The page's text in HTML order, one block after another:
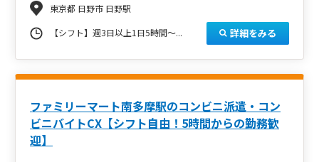
東京都 日野市 日野駅
【シフト】週3日以上1日5時間～... 詳細をみる
ファミリーマート南多摩駅のコンビニ派遣・コン
ビニバイトCX【シフト自由！5時間からの勤務歓
迎】